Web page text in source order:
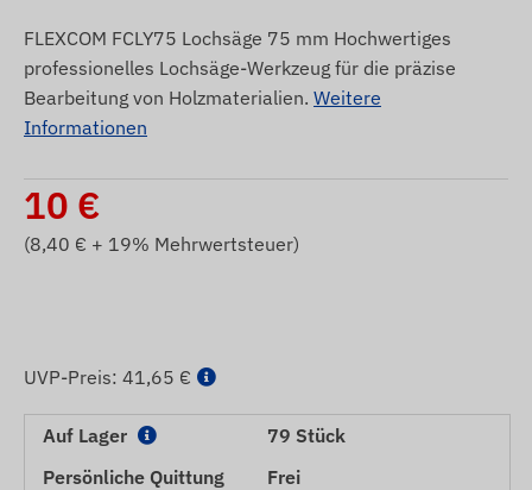
FLEXCOM FCLY75 Lochsäge 75 mm Hochwertiges
professionelles Lochsäge-Werkzeug für die präzise
Bearbeitung von Holzmaterialien. Weitere
Informationen
10 €
(8,40 € + 19% Mehrwertsteuer)
UVP-Preis: 41,65 €
Auf Lager
79 Stück
Persönliche Quittung
Frei